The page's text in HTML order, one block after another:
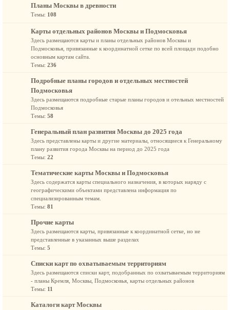
Планы Москвы в древности
Темы: 108
Карты отдельных районов Москвы и Подмосковья
Здесь размещаются карты и планы отдельных районов Москвы и
Подмосковья, привязанные к координатной сетке по всей площади подобно
основным картам сайта.
Темы: 236
Подробные планы городов и отдельных местностей
Подмосковья
Здесь размещаются подробные старые планы городов и отельных местностей
Подмосковья
Темы: 58
Генеральный план развития Москвы до 2025 года
Здесь представлены карты и другие материалы, относящиеся к Генеральному
плану развития города Москвы на период до 2025 года
Темы: 22
Тематические карты Москвы и Подмосковья
Здесь содержатся карты специального назначения, в которых наряду с
географическими объектами представлена информация по
специализированным темам.
Темы: 81
Прочие карты
Здесь размещаются карты, привязанные к координатной сетке, но не
представленные в указанных выше разделах
Темы: 5
Списки карт по охватываемым территориям
Здесь размещаются списки карт, подобранных по охватываемым территориям
- планы Кремля, Москвы, Подмосковья, карты отдельных районов
Темы: 11
Каталоги карт Москвы